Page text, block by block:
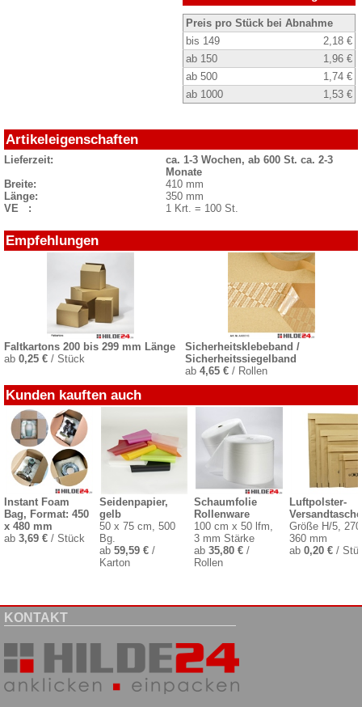
Preis pro Stück bei Abnahme
bis 149
2,18 €
ab 150
1,96 €
ab 500
1,74 €
ab 1000
1,53 €
Artikeleigenschaften
Lieferzeit:
ca. 1-3 Wochen, ab 600 St. ca. 2-3
Monate
Breite:
410 mm
Länge:
350 mm
VE :
1 Krt. = 100 St.
Empfehlungen
Faltkartons 200 bis 299 mm Länge
ab 0,25 € / Stück
Sicherheitsklebeband /
Sicherheitssiegelband
ab 4,65 € / Rollen
Kunden kauften auch
Instant Foam
Bag, Format: 450
x 480 mm
ab 3,69 € / Stück
Seidenpapier,
gelb
50 x 75 cm, 500
Bg.
ab 59,59 €/
Karton
Schaumfolie
Rollenware
100 cm x 50 lfm,
3 mm Stärke
ab35,80 € /
Rollen
Luftpolster-
Größe H/5,
360 mm
ab 0,20 €/
KONTAKT